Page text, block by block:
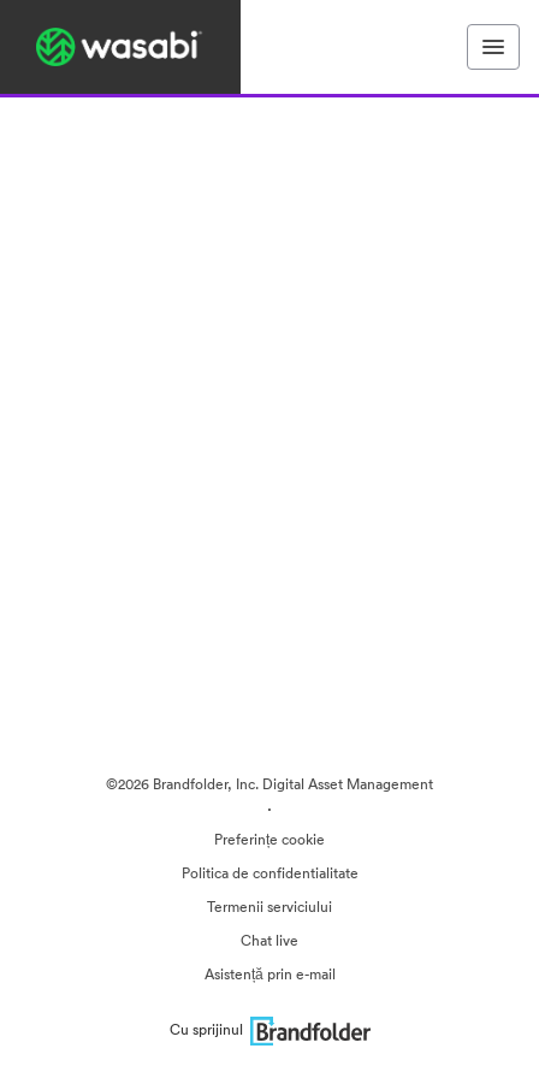
©2026 Brandfolder, Inc. Digital Asset Management
·
Preferințe cookie
Politica de confidentialitate
Termenii serviciului
Chat live
Asistență prin e-mail
Cu sprijinul